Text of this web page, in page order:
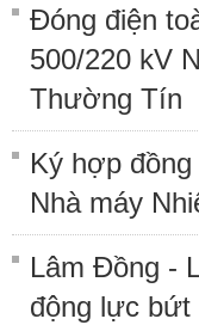
Đóng điện
500/220 kV
Thường Tín
Ký hợp
Nhà máy
Lâm Đồng -
động lực bứt